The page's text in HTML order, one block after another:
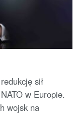
sił
w Europie.
wojsk na